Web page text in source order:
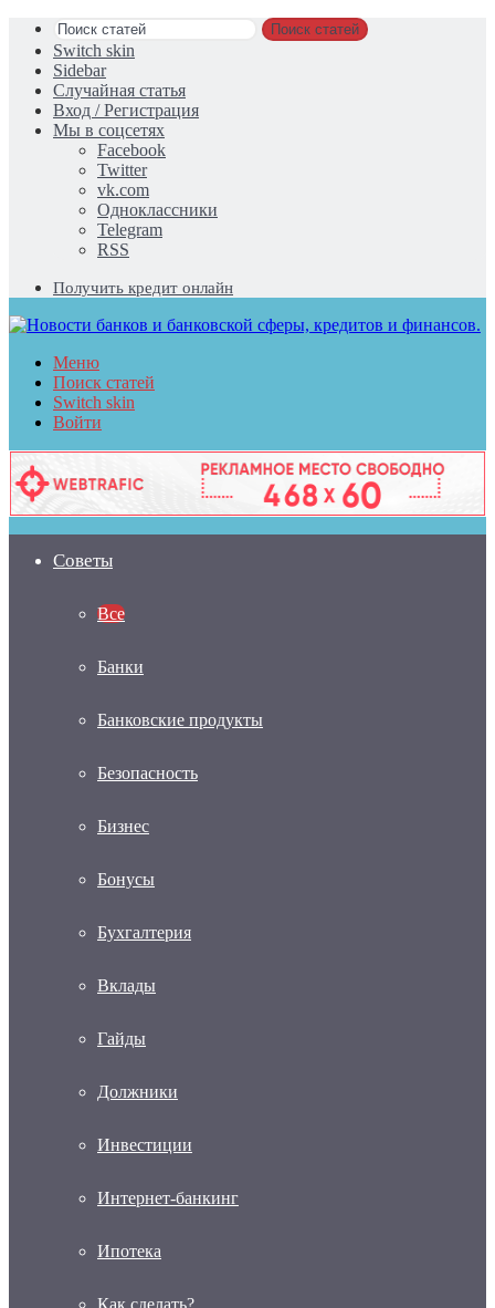
Поиск статей
Switch skin
Sidebar
Случайная статья
Вход / Регистрация
Мы в соцсетях
Facebook
Twitter
vk.com
Одноклассники
Telegram
RSS
Получить кредит онлайн
Меню
Поиск статей
Switch skin
Войти
Советы
Все
Банки
Банковские продукты
Безопасность
Бизнес
Бонусы
Бухгалтерия
Вклады
Гайды
Должники
Инвестиции
Интернет-банкинг
Ипотека
Как сделать?